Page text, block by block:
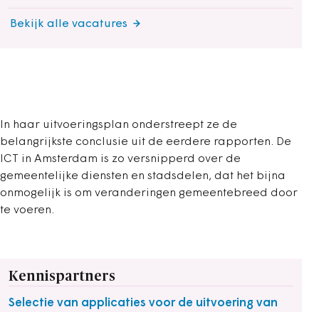
Bekijk alle vacatures
In haar uitvoeringsplan onderstreept ze de
belangrijkste conclusie uit de eerdere rapporten. De
ICT in Amsterdam is zo versnipperd over de
gemeentelijke diensten en stadsdelen, dat het bijna
onmogelijk is om veranderingen gemeentebreed door
te voeren.
Kennispartners
Selectie van applicaties voor de uitvoering van